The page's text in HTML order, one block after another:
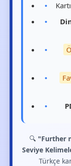
Kartı
🔍 "Further
Seviye
Türkçe